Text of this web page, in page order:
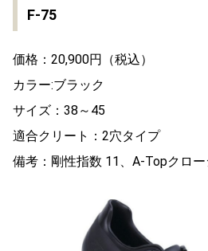
F-75
価格：20,900円（税込）
カラー:ブラック
サイズ：38～45
適合クリート：2穴タイプ
備考：剛性指数 11、A-Topクロ